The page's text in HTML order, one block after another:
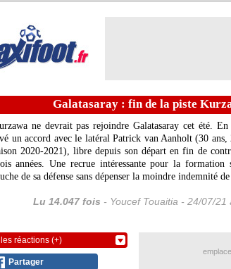
Galatasaray : fin de la piste
ne devrait pas rejoindre Galatasaray cet été.
un accord avec le latéral Patrick van Aanholt (30 ans,
2020-2021), libre depuis son départ en fin de
années. Une recrue intéressante pour la formation
de sa défense sans dépenser la moindre indemnité
Lu 14.047 fois - Youcef Touaitia - 24/07/21
réactions (+)
Partager